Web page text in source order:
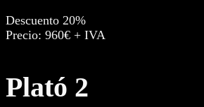
Descuento 20%
Precio: 960€ + IVA
Plató 2